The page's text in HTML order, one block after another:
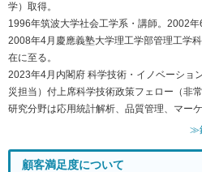
学）取得。
1996年筑波大学社会工学系・講師。2002年
2008年4月慶應義塾大学理工学部管理工学
在に至る。
2023年4月内閣府 科学技術・イノベーショ
災担当）付上席科学技術政策フェロー（非常
研究分野は応用統計解析、品質管理、マーケ
≫
顧客満足度について